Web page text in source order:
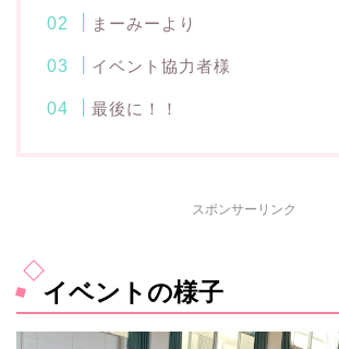
まーみーより
イベント協力者様
最後に！！
スポンサーリンク
イベントの様子